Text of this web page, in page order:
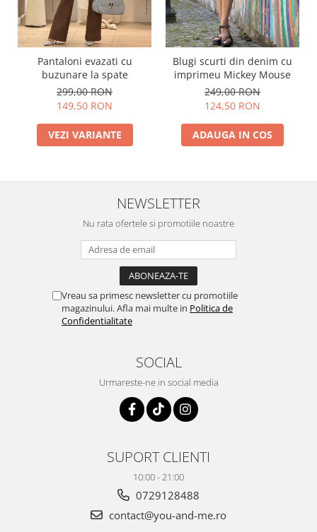
Pantaloni evazati cu
buzunare la spate
299,00 RON
149,50 RON
VEZI VARIANTE
Blugi scurti din denim cu
imprimeu Mickey Mouse
249,00 RON
124,50 RON
ADAUGA IN COS
NEWSLETTER
Nu rata ofertele si promotiile noastre
Vreau sa primesc newsletter cu promotiile
magazinului. Afla mai multe in Politica de
Confidentialitate
SOCIAL
Urmareste-ne in social media
SUPORT CLIENTI
10:00 - 21:00
0729128488
contact@you-and-me.ro